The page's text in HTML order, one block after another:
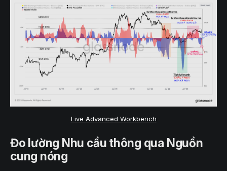
Live Advanced Workbench
Đo lường Nhu cầu thông qua Nguồn
cung nóng